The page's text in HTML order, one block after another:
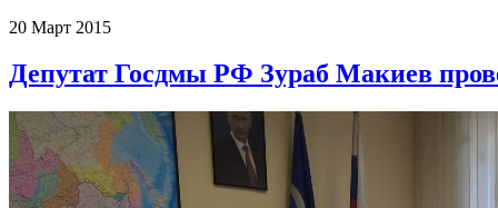
20 Март 2015
Депутат Госдмы РФ Зураб Макиев